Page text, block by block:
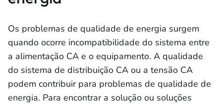
Os problemas de qualidade de energia surgem
quando ocorre incompatibilidade do sistema entre
a alimentação CA e o equipamento. A qualidade
do sistema de distribuição CA ou a tensão CA
podem contribuir para problemas de qualidade de
energia. Para encontrar a solução ou soluções